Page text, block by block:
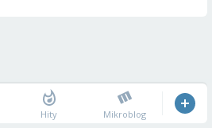
Hity Mikroblog